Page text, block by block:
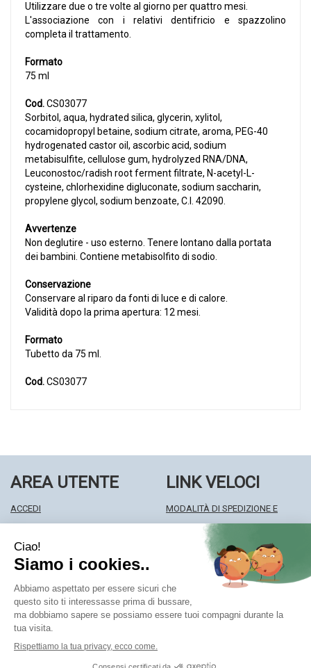
Utilizzare due o tre volte al giorno per quattro mesi.
L'associazione con i relativi dentifricio e spazzolino
completa il trattamento.
Formato
75 ml
Cod.CS03077
Sorbitol, aqua, hydrated silica, glycerin, xylitol,
cocamidopropyl betaine, sodium citrate, aroma, PEG-40
hydrogenated castor oil, ascorbic acid, sodium
metabisulfite, cellulose gum, hydrolyzed RNA/DNA,
Leuconostoc/radish root ferment filtrate, N-acetyl-L-
cysteine, chlorhexidine digluconate, sodium saccharin,
propylene glycol, sodium benzoate, C.I. 42090.
Avvertenze
Non deglutire - uso esterno. Tenere lontano dalla portata
dei bambini. Contiene metabisolfito di sodio.
Conservazione
Conservare al riparo da fonti di luce e di calore.
Validità dopo la prima apertura: 12 mesi.
Formato
Tubetto da 75 ml.
Cod.CS03077
AREA UTENTE
ACCEDI
WISHLIST
ISCRIZIONE ALLA NEWSLETTER
LINK VELOCI
MODALITÀ DI SPEDIZIONE E
MODALITÀ DI PAGAMENTO
INFORMATIVA PRIVACY
CONDIZIONI DI VENDITA
Farmacia Centrale Srl
Numero R.E.A.: CO327309